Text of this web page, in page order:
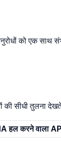
को एक साथ
की सीधी तुलना
हल करने वाला